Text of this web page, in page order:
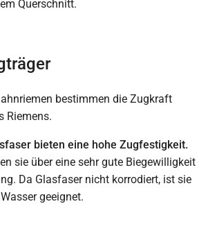
bestimmen die Zugkraft
Riemens.
bieten eine hohe Zugfestigkeit.
sie über eine sehr gute Biegewilligkeit
Da Glasfaser nicht korrodiert, ist sie
geeignet.